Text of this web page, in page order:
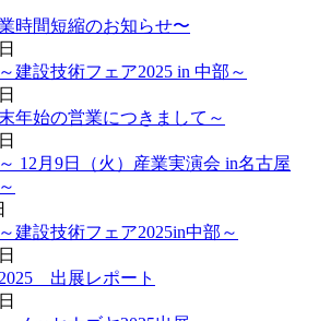
時間短縮のお知らせ〜
建設技術フェア2025 in 中部～
年始の営業につきまして～
12月9日（火）産業実演会 in名古屋
建設技術フェア2025in中部～
出展レポート